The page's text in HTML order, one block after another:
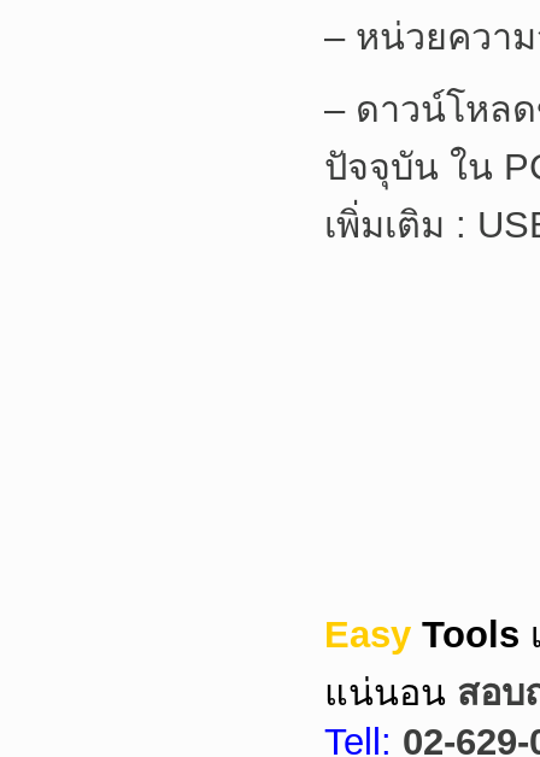
– หน่วยควา
– ดาวน์โหล
ปัจจุบัน ใน
เพิ่มเติม :
Easy Tools
แน่นอน สอบ
Tell: 02-629-